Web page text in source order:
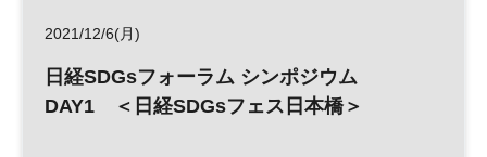
2021/12/6(月)
日経SDGsフォーラム シンポジウム
DAY1 ＜日経SDGsフェス日本橋＞